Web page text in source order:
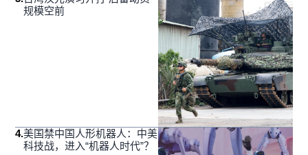
规模空前
4.美国禁中国人形机器人：中美
科技战，进入“机器人时代”？